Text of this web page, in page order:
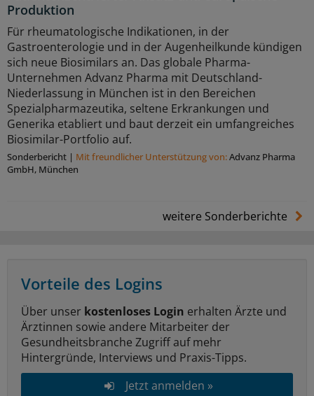
Produktion
Für rheumatologische Indikationen, in der
Gastroenterologie und in der Augenheilkunde kündigen
sich neue Biosimilars an. Das globale Pharma-
Unternehmen Advanz Pharma mit Deutschland-
Niederlassung in München ist in den Bereichen
Spezialpharmazeutika, seltene Erkrankungen und
Generika etabliert und baut derzeit ein umfangreiches
Biosimilar-Portfolio auf.
Sonderbericht | Mit freundlicher Unterstützung von:Advanz Pharma
GmbH, München
weitere Sonderberichte
Vorteile des Logins
Über unser kostenloses Login erhalten Ärzte und
Ärztinnen sowie andere Mitarbeiter der
Gesundheitsbranche Zugriff auf mehr
Hintergründe, Interviews und Praxis-Tipps.
Jetzt anmelden »